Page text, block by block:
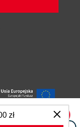
zł